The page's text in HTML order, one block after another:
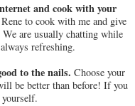
and cook with your
to cook with me and give
are usually chatting while
refreshing.
to the nails. Choose your
be better than before! If you